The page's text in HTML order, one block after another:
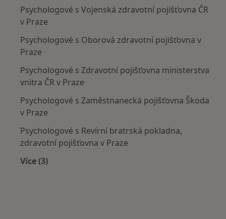
Psychologové s Vojenská zdravotní pojišťovna ČR
v Praze
Psychologové s Oborová zdravotní pojišťovna v
Praze
Psychologové s Zdravotní pojišťovna ministerstva
vnitra ČR v Praze
Psychologové s Zaměstnanecká pojišťovna Škoda
v Praze
Psychologové s Revírní bratrská pokladna,
zdravotní pojišťovna v Praze
Více (3)